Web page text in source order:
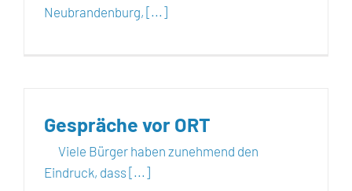
Neubrandenburg, [...]
Gespräche vor ORT
Viele Bürger haben zunehmend den
Eindruck, dass [...]